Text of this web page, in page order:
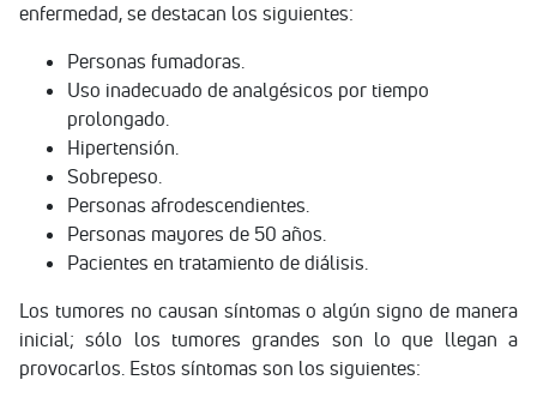
enfermedad, se destacan los siguientes:
Personas fumadoras.
Uso inadecuado de analgésicos por tiempo
prolongado.
Hipertensión.
Sobrepeso.
Personas afrodescendientes.
Personas mayores de 50 años.
Pacientes en tratamiento de diálisis.
Los tumores no causan síntomas o algún signo de manera
inicial; sólo los tumores grandes son lo que llegan a
provocarlos. Estos síntomas son los siguientes: